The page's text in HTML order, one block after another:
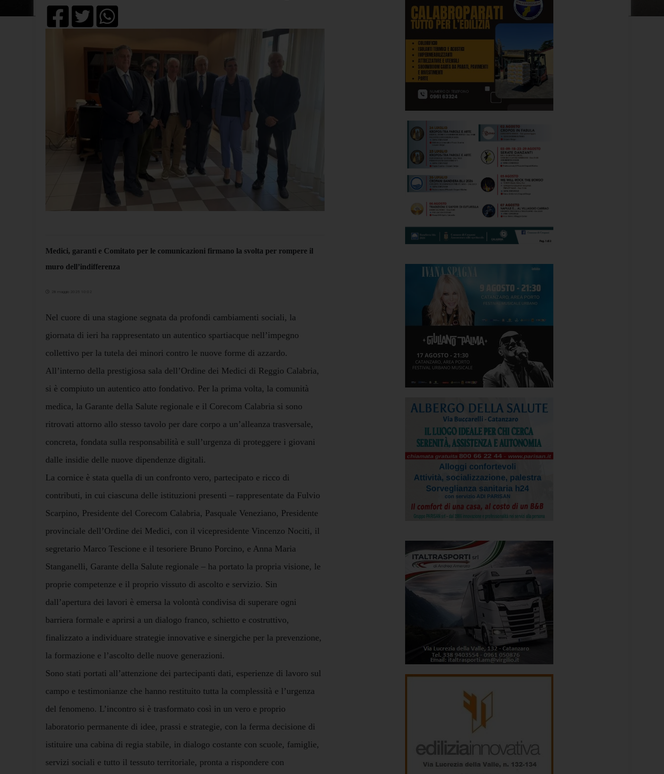
Medici, garanti e Comitato per le comunicazioni firmano la svolta per rompere il
muro dell’indifferenza
28 maggio 2025 10:02
Nel cuore di una stagione segnata da profondi cambiamenti sociali, la
giornata di ieri ha rappresentato un autentico spartiacque nell’impegno
collettivo per la tutela dei minori contro le nuove forme di azzardo.
All’interno della prestigiosa sala dell’Ordine dei Medici di Reggio Calabria,
si è compiuto un autentico atto fondativo. Per la prima volta, la comunità
medica, la Garante della Salute regionale e il Corecom Calabria si sono
ritrovati attorno allo stesso tavolo per dare corpo a un’alleanza trasversale,
concreta, fondata sulla responsabilità e sull’urgenza di proteggere i giovani
dalle insidie delle nuove dipendenze digitali.
La cornice è stata quella di un confronto vero, partecipato e ricco di
contributi, in cui ciascuna delle istituzioni presenti – rappresentate da Fulvio
Scarpino, Presidente del Corecom Calabria, Pasquale Veneziano, Presidente
provinciale dell’Ordine dei Medici, con il vicepresidente Vincenzo Nociti, il
segretario Marco Tescione e il tesoriere Bruno Porcino, e Anna Maria
Stanganelli, Garante della Salute regionale – ha portato la propria visione, le
proprie competenze e il proprio vissuto di ascolto e servizio. Sin
dall’apertura dei lavori è emersa la volontà condivisa di superare ogni
barriera formale e aprirsi a un dialogo franco, schietto e costruttivo,
finalizzato a individuare strategie innovative e sinergiche per la prevenzione,
la formazione e l’ascolto delle nuove generazioni.
Sono stati portati all’attenzione dei partecipanti dati, esperienze di lavoro sul
campo e testimonianze che hanno restituito tutta la complessità e l’urgenza
del fenomeno. L’incontro si è trasformato così in un vero e proprio
laboratorio permanente di idee, prassi e strategie, con la ferma decisione di
istituire una cabina di regia stabile, in dialogo costante con scuole, famiglie,
servizi sociali e tutto il tessuto territoriale, pronta a rispondere con